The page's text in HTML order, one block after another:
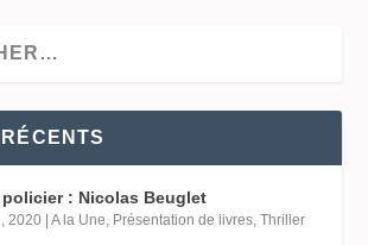
policier : Nicolas Beuglet
2020 |A la Une Présentation de livres ,Thriller